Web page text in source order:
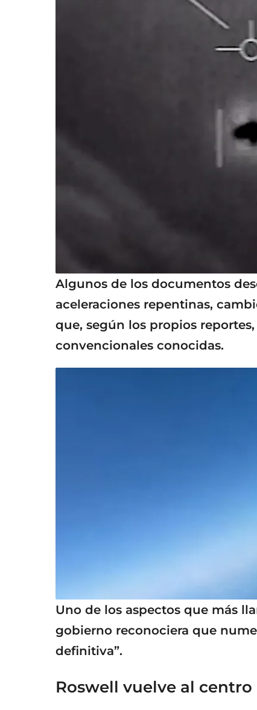
Algunos de los documentos
aceleraciones repentinas,
que, según los propios
convencionales conocidas.
Uno de los aspectos que más
gobierno reconociera que
definitiva”.
Roswell vuelve al